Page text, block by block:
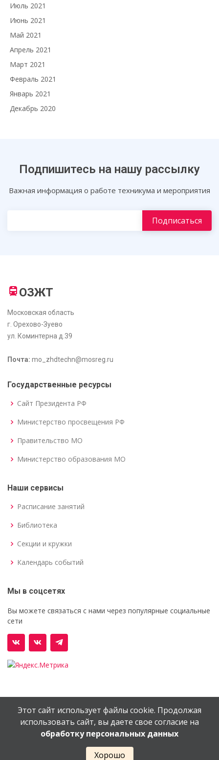
Июль 2021
Июнь 2021
Май 2021
Апрель 2021
Март 2021
Февраль 2021
Январь 2021
Декабрь 2020
Подпишитесь на нашу рассылку
Важная информация о работе техникума и мероприятия
ОЗЖТ
Московская область
г. Орехово-Зуево
ул. Коминтерна д.39
Почта: mo_zhdtechn@mosreg.ru
Государственные ресурсы
Сайт Президента РФ
Министерство просвещения РФ
Правительство МО
Министерство образования МО
Наши сервисы
Расписание занятий
Библиотека
Секции и кружки
Календарь событий
Мы в соцсетях
Вы можете связаться с нами через популярные социальные
сети
© Орехово-Зуевский железнодорожный техникум им.
В.И.Бондаренко
Сайт создан вEV-DV.RU
Этот сайт использует файлы cookie. Продолжая
использовать сайт, вы даете свое согласие на
обработку персональных данных
Хорошо